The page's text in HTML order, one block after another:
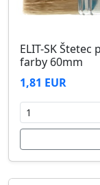
ELIT-SK
farby 60mm
1,81 EUR